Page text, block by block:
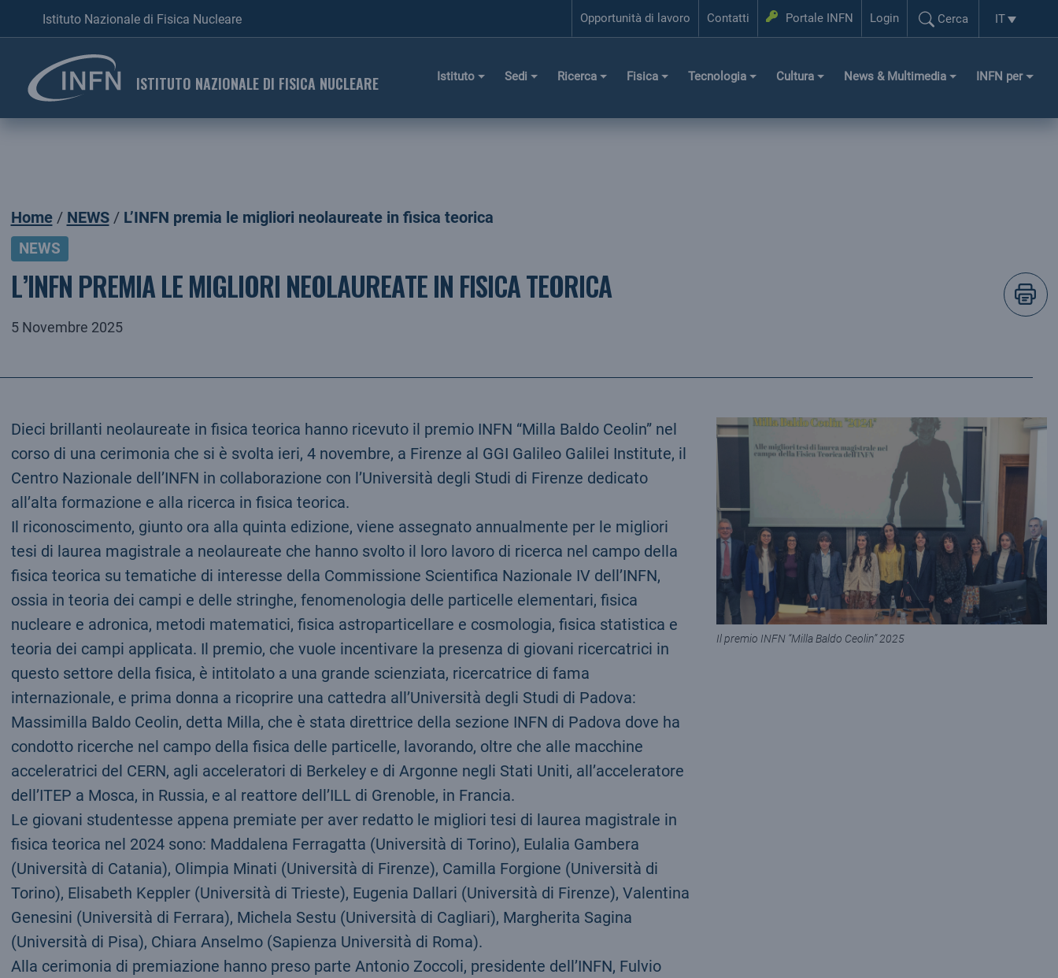
Istituto Nazionale di Fisica Nucleare Opportunità di lavoro Contatti Portale INFN Login
Login
Cerca
Cerca...
Selezione
IT
ISTITUTO NAZIONALE DI FISICA NUCLEARE Istituto Sedi Ricerca Fisica Tecnologia Cultura News & Multimedia INFN per
Home NEWS L’INFN premia le migliori neolaureate in fisica teorica
NEWS
L’INFN PREMIA LE MIGLIORI NEOLAUREATE IN FISICA TEORICA
5 Novembre 2025
Dieci brillanti neolaureate in fisica teorica hanno ricevuto il premio INFN “Milla Baldo Ceolin” nel
corso di una cerimonia che si è svolta ieri, 4 novembre, a Firenze al GGI Galileo Galilei Institute, il
Centro Nazionale dell’INFN in collaborazione con l’Università degli Studi di Firenze dedicato
all’alta formazione e alla ricerca in fisica teorica.
Il riconoscimento, giunto ora alla quinta edizione, viene assegnato annualmente per le migliori
tesi di laurea magistrale a neolaureate che hanno svolto il loro lavoro di ricerca nel campo della
fisica teorica su tematiche di interesse della Commissione Scientifica Nazionale IV dell’INFN,
ossia in teoria dei campi e delle stringhe, fenomenologia delle particelle elementari, fisica
nucleare e adronica, metodi matematici, fisica astroparticellare e cosmologia, fisica statistica e
teoria dei campi applicata. Il premio, che vuole incentivare la presenza di giovani ricercatrici in
questo settore della fisica, è intitolato a una grande scienziata, ricercatrice di fama
internazionale, e prima donna a ricoprire una cattedra all’Università degli Studi di Padova:
Massimilla Baldo Ceolin, detta Milla, che è stata direttrice della sezione INFN di Padova dove ha
condotto ricerche nel campo della fisica delle particelle, lavorando, oltre che alle macchine
acceleratrici del CERN, agli acceleratori di Berkeley e di Argonne negli Stati Uniti, all’acceleratore
dell’ITEP a Mosca, in Russia, e al reattore dell’ILL di Grenoble, in Francia.
Le giovani studentesse appena premiate per aver redatto le migliori tesi di laurea magistrale in
fisica teorica nel 2024 sono: Maddalena Ferragatta (Università di Torino), Eulalia Gambera
(Università di Catania), Olimpia Minati (Università di Firenze), Camilla Forgione (Università di
Torino), Elisabeth Keppler (Università di Trieste), Eugenia Dallari (Università di Firenze), Valentina
Genesini (Università di Ferrara), Michela Sestu (Università di Cagliari), Margherita Sagina
(Università di Pisa), Chiara Anselmo (Sapienza Università di Roma).
Alla cerimonia di premiazione hanno preso parte Antonio Zoccoli, presidente dell’INFN, Fulvio
Il premio INFN “Milla Baldo Ceolin” 2025